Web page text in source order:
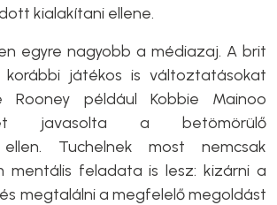
kialakítani ellene.
egyre nagyobb a médiazaj. A brit
játékos is változtatásokat
Rooney például Kobbie Mainoo
javasolta a betömörülő
Tuchelnek most nemcsak
mentális feladata is lesz: kizárni a
megtalálni a megfelelő megoldást